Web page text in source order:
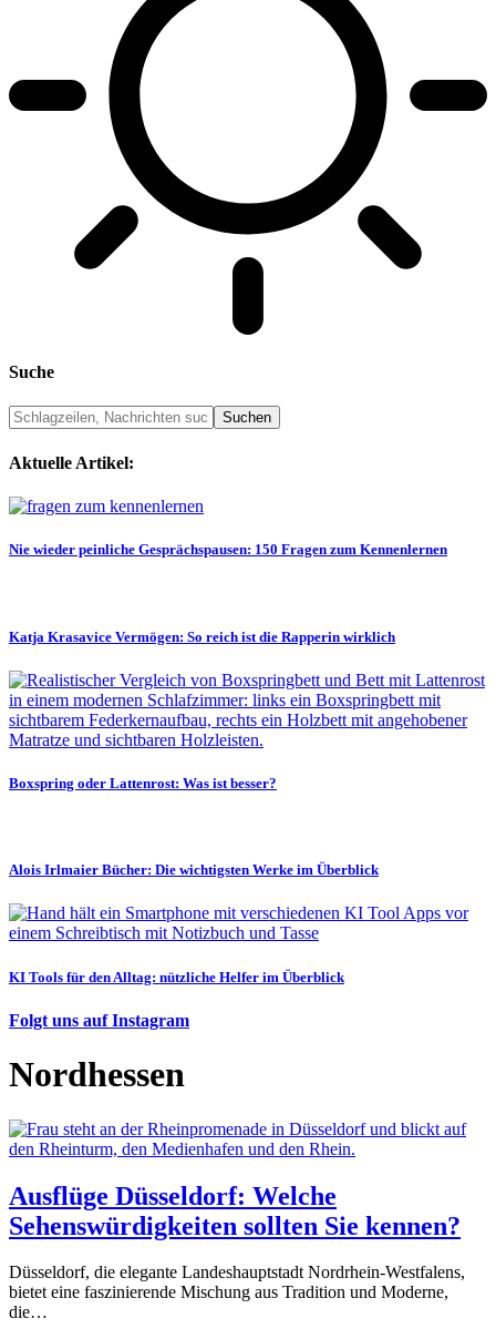
Suche
Aktuelle Artikel:
Nie wieder peinliche Gesprächspausen: 150 Fragen zum Kennenlernen
Katja Krasavice Vermögen: So reich ist die Rapperin wirklich
Boxspring oder Lattenrost: Was ist besser?
Alois Irlmaier Bücher: Die wichtigsten Werke im Überblick
KI Tools für den Alltag: nützliche Helfer im Überblick
Folgt uns auf Instagram
Nordhessen
Ausflüge Düsseldorf: Welche
Sehenswürdigkeiten sollten Sie kennen?
Düsseldorf, die elegante Landeshauptstadt Nordrhein-Westfalens,
bietet eine faszinierende Mischung aus Tradition und Moderne,
die…